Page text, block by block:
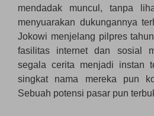
mendadak muncul, tanpa
menyuarakan dukungannya
Jokowi menjelang pilpres
fasilitas internet dan sosial
segala cerita menjadi instan
singkat nama mereka pun
Sebuah potensi pasar pun